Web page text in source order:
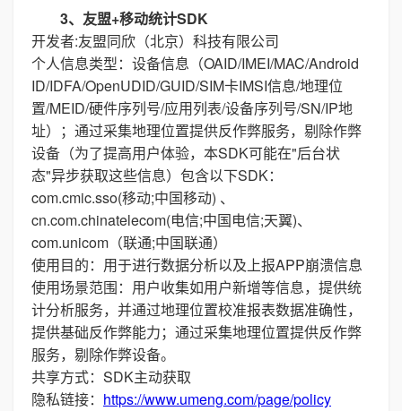
3、友盟+移动统计SDK
开发者:友盟同欣（北京）科技有限公司
个人信息类型：设备信息（OAID/IMEI/MAC/Android
ID/IDFA/OpenUDID/GUID/SIM卡IMSI信息/地理位
置/MEID/硬件序列号/应用列表/设备序列号/SN/IP地
址）；通过采集地理位置提供反作弊服务，剔除作弊
设备（为了提高用户体验，本SDK可能在"后台状
态"异步获取这些信息）包含以下SDK：
com.cmic.sso(移动;中国移动) 、
cn.com.chinatelecom(电信;中国电信;天翼)、
com.unicom（联通;中国联通）
使用目的：用于进行数据分析以及上报APP崩溃信息
使用场景范围：用户收集如用户新增等信息，提供统
计分析服务，并通过地理位置校准报表数据准确性，
提供基础反作弊能力；通过采集地理位置提供反作弊
服务，剔除作弊设备。
共享方式：SDK主动获取
隐私链接： https://www.umeng.com/page/policy